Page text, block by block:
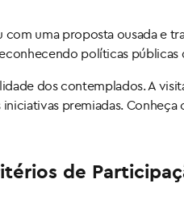
uma proposta ousada e
políticas
dos contemplados. A
premiadas. Conheça
de